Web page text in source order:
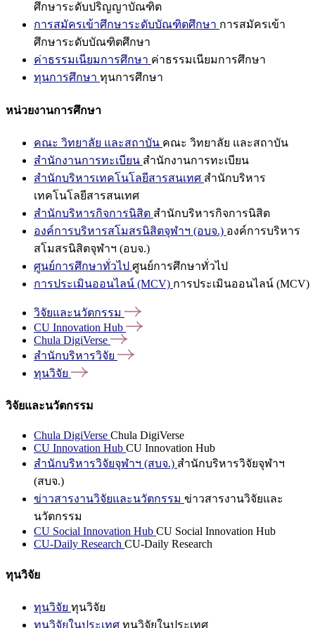
ศึกษาระดับปริญญาบัณฑิต
การสมัครเข้าศึกษาระดับบัณฑิตศึกษา การสมัครเข้า
ศึกษาระดับบัณฑิตศึกษา
ค่าธรรมเนียมการศึกษา ค่าธรรมเนียมการศึกษา
ทุนการศึกษา ทุนการศึกษา
หน่วยงานการศึกษา
คณะ วิทยาลัย และสถาบัน คณะ วิทยาลัย และสถาบัน
สำนักงานการทะเบียน สำนักงานการทะเบียน
สำนักบริหารเทคโนโลยีสารสนเทศ สำนักบริหาร
เทคโนโลยีสารสนเทศ
สำนักบริหารกิจการนิสิต สำนักบริหารกิจการนิสิต
องค์การบริหารสโมสรนิสิตจุฬาฯ (อบจ.) องค์การบริหาร
สโมสรนิสิตจุฬาฯ (อบจ.)
ศูนย์การศึกษาทั่วไป ศูนย์การศึกษาทั่วไป
การประเมินออนไลน์ (MCV) การประเมินออนไลน์ (MCV)
วิจัยและนวัตกรรม
CU Innovation Hub
Chula DigiVerse
สำนักบริหารวิจัย
ทุนวิจัย
วิจัยและนวัตกรรม
Chula DigiVerse Chula DigiVerse
CU Innovation Hub CU Innovation Hub
สำนักบริหารวิจัยจุฬาฯ (สบจ.) สำนักบริหารวิจัยจุฬาฯ
(สบจ.)
ข่าวสารงานวิจัยและนวัตกรรม ข่าวสารงานวิจัยและ
นวัตกรรม
CU Social Innovation Hub CU Social Innovation Hub
CU-Daily Research CU-Daily Research
ทุนวิจัย
ทุนวิจัย ทุนวิจัย
ทุนวิจัยในประเทศ ทุนวิจัยในประเทศ